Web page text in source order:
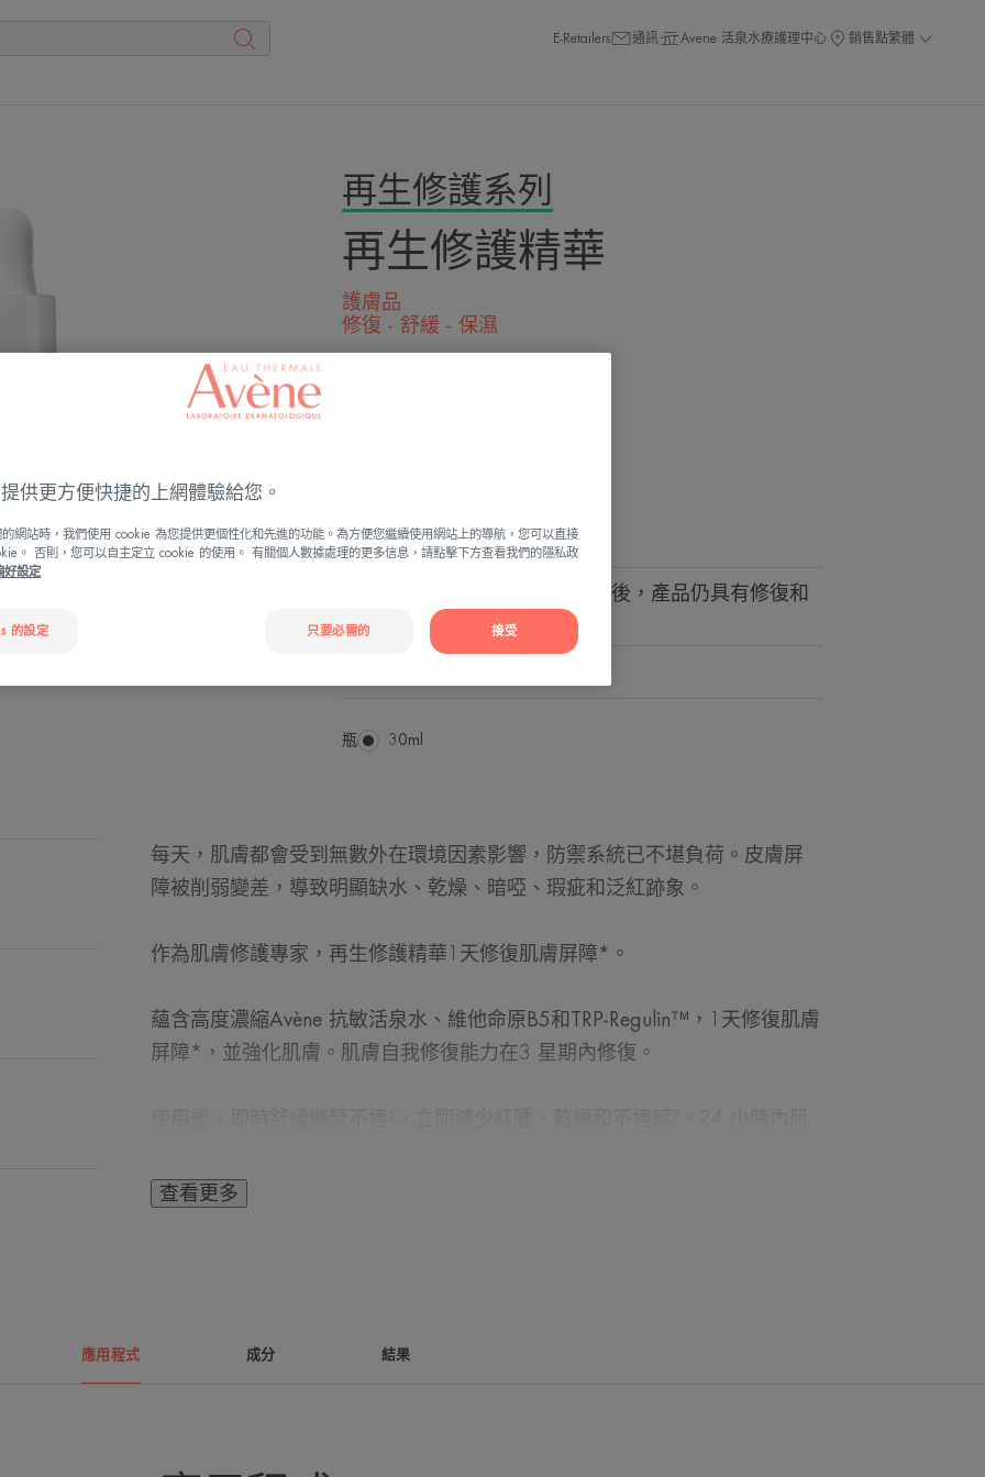
E-Retailers 通訊 Avene 活泉水療護理中心 銷售點繁體
再生修護系列
再生修護精華
護膚品
修復 - 舒緩 - 保濕
修復 強韌 長效保濕
經證實，即使在停用本產品3週後，產品仍具有修復和
舒緩功效。
瓶 瓶
30ml
每天，肌膚都會受到無數外在環境因素影響，防禦系統已不堪負荷。皮膚屏
障被削弱變差，導致明顯缺水、乾燥、暗啞、瑕疵和泛紅跡象。
作為肌膚修護專家，再生修護精華1天修復肌膚屏障*。
蘊含高度濃縮Avène 抗敏活泉水、維他命原B5和TRP-Regulin™，1天修復肌膚
屏障*，並強化肌膚。肌膚自我修復能力在3 星期內修復。
更光滑。
查看更多
應用程式 成分 結果
供更方便快捷的上網體驗給您。
網站時，我們使用 cookie 為您提供更個性化和先進的功能。為方便您繼續使用網站上的導航，您可以直接
。 否則，您可以自主定立 cookie 的使用。 有關個人數據處理的更多信息，請點擊下方查看我們的隱私政
好設定
的設定 只要必需的 接受